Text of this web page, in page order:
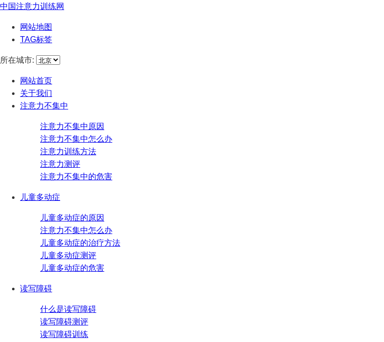
中国注意力训练网
网站地图
TAG标签
所在城市:
网站首页
关于我们
注意力不集中
注意力不集中原因
注意力不集中怎么办
注意力训练方法
注意力测评
注意力不集中的危害
儿童多动症
儿童多动症的原因
注意力不集中怎么办
儿童多动症的治疗方法
儿童多动症测评
儿童多动症的危害
读写障碍
什么是读写障碍
读写障碍测评
读写障碍训练